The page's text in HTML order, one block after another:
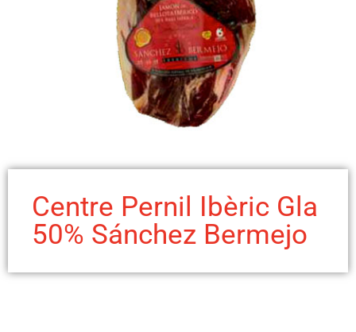
Centre Pernil Ibèric Gla
50% Sánchez Bermejo